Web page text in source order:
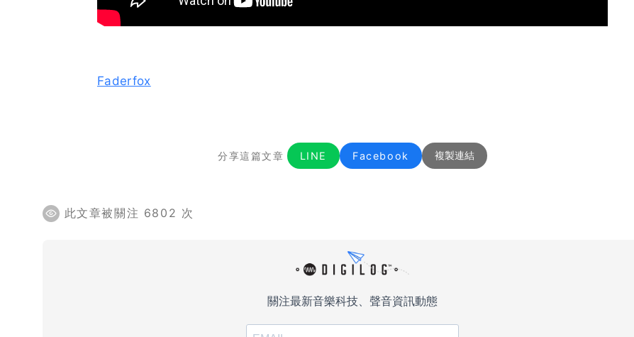
Faderfox
分享這篇文章 LINE Facebook 複製連結
此文章被關注 6802 次